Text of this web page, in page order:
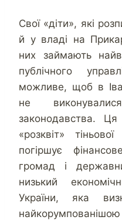
Свої «діти», які
й у владі на
них займають
публічного
можливе, щоб в
не
законодавства.
«розквіт»
погіршує
громад і
низький
України, яка